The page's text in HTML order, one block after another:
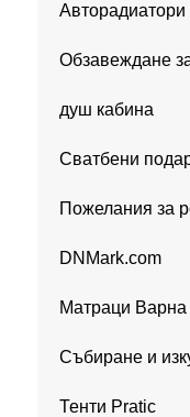
Авторадиатори
Обзавеждане
душ кабина
Сватбени
Пожелания за
DNMark.com
Матраци Варна
Събиране и
Тенти Pratic